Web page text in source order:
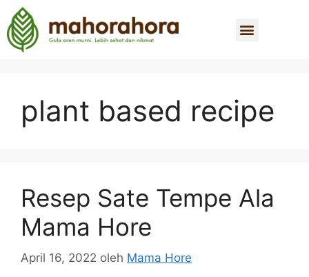
plant based recipe
Resep Sate Tempe Ala
Mama Hore
April 16, 2022 oleh Mama Hore